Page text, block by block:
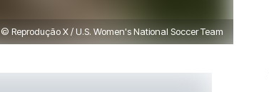
© Reprodução X / U.S. Women's National Soccer Team